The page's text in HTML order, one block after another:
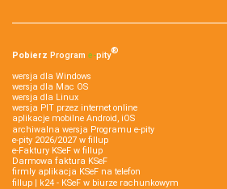
Pobierz Program e‑pity®
wersja dla Windows
wersja dla Mac OS
wersja dla Linux
wersja PIT przez internet online
aplikacje mobilne Android, iOS
archiwalna wersja Programu e-pity
e-pity 2026/2027 w fillup
e‑Faktury KSeF w fillup
Darmowa faktura KSeF
firmly aplikacja KSeF na telefon
fillup | k24 - KSeF w biurze rachunkowym